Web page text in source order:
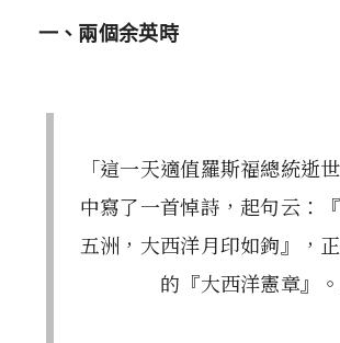
一、兩個余英時
「這一天適值羅斯福總統逝
中寫了一首悼詩，起句云：
五洲，大西洋月印如鉤』，
的『大西洋憲章』。